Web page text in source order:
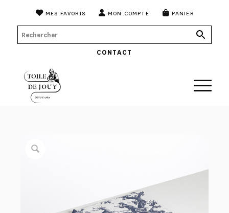
MES FAVORIS MON COMPTE PANIER
CONTACT